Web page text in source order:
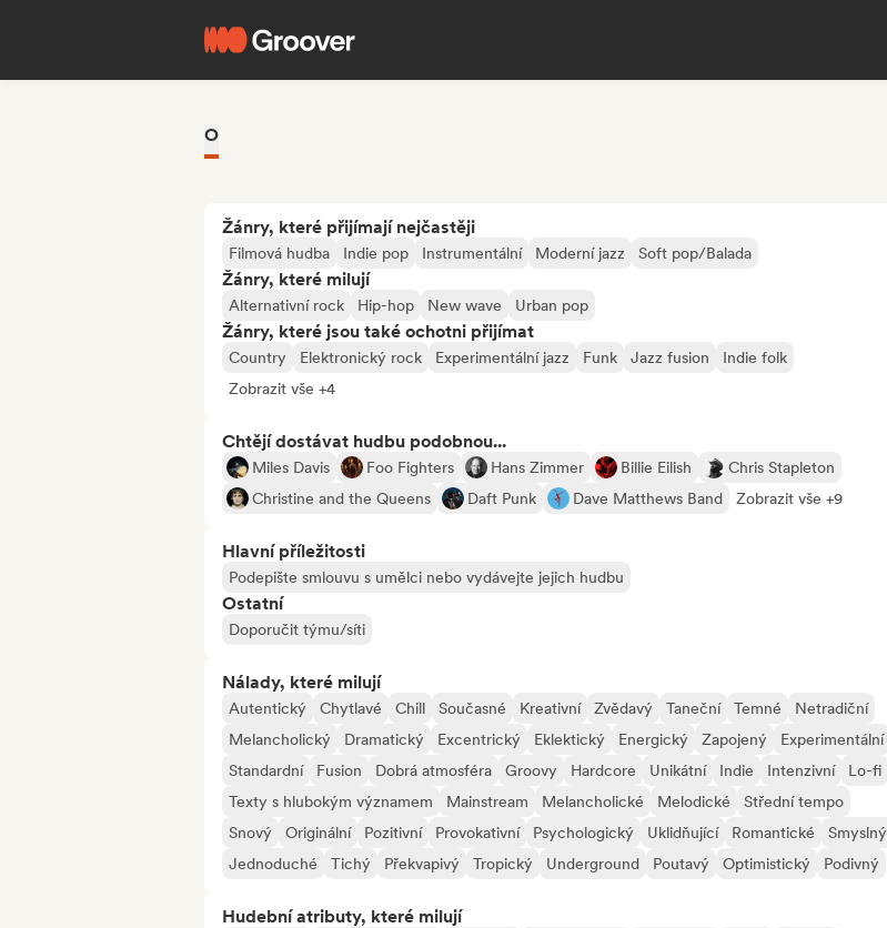
O
Žánry, které přijímají nejčastěji
Filmová hudba Indie pop Instrumentální Moderní jazz Soft pop/Balada
Žánry, které milují
Alternativní rock Hip-hop New wave Urban pop
Žánry, které jsou také ochotni přijímat
Country Elektronický rock Experimentální jazz Funk Jazz fusion
Indie folk
Zobrazit vše +4
Chtějí dostávat hudbu podobnou...
Miles Davis Foo Fighters Hans Zimmer Billie Eilish
Chris Stapleton
Christine and the Queens
Daft Punk Dave Matthews Band Zobrazit vše +9
Hlavní příležitosti
Podepište smlouvu s umělci nebo vydávejte jejich hudbu
Ostatní
Doporučit týmu/síti
Nálady, které milují
Autentický Chytlavé Chill Současné Kreativní Zvědavý Taneční Temné
Netradiční
Melancholický
Dramatický Excentrický Eklektický Energický Zapojený
Experimentální
Standardní
Fusion Dobrá atmosféra Groovy Hardcore Unikátní Indie Intenzivní
Lo-fi
Texty s hlubokým významem
Mainstream Melancholické Melodické
Střední tempo
Snový
Originální Pozitivní Provokativní Psychologický Uklidňující Romantické
Smyslný
Jednoduché
Tichý Překvapivý Tropický Underground Poutavý Optimistický Podivný
Hudební atributy, které milují